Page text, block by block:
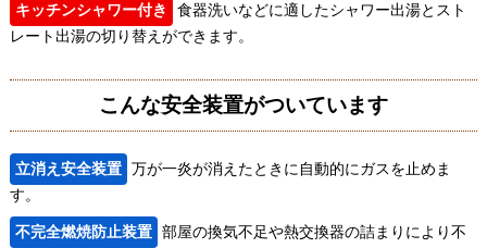
キッチンシャワー付き
食器洗いなどに適したシャワー出湯とスト
レート出湯の切り替えができます。
こんな安全装置がついています
立消え安全装置 万が一炎が消えたときに自動的にガスを止めま
す。
不完全燃焼防止装置 部屋の換気不足や熱交換器の詰まりにより不